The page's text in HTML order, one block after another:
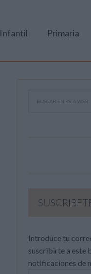
Infantil Primaria
Introduce tu
suscribirte a este
notificaciones de